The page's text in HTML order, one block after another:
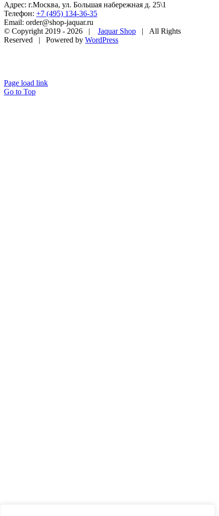
Адрес: г.Москва, ул. Большая набережная д. 25\1
Телефон: +7 (495) 134-36-35
Email: order@shop-jaquar.ru
© Copyright 2019 - 2026 | Jaquar Shop | All Rights
Reserved | Powered by WordPress
Page load link
Go to Top